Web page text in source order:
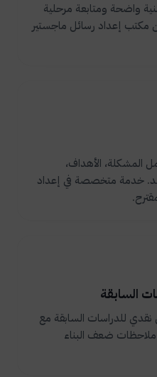
واضحة ومتابعة مرحلية
مكتب إعداد رسائل ماجستير
المشكلة، الأهداف،
خدمة متخصصة في إعداد
السابقة
نقدي للدراسات السابقة مع
ملاحظات ضعف البناء